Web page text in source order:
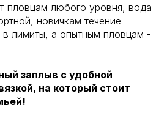
пловцам любого уровня, вода
новичкам течение
лимиты, а опытным пловцам -
заплыв с удобной
на который стоит